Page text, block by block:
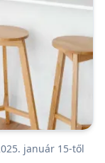
január 15-től